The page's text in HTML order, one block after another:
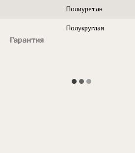
Полиуретан
Полукруглая
Гарантия